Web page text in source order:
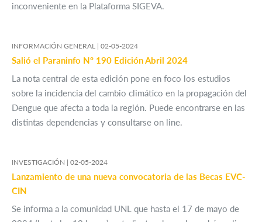
inconveniente en la Plataforma SIGEVA.
INFORMACIÓN GENERAL | 02-05-2024
Salió el Paraninfo Nº 190 Edición Abril 2024
La nota central de esta edición pone en foco los estudios
sobre la incidencia del cambio climático en la propagación del
Dengue que afecta a toda la región. Puede encontrarse en las
distintas dependencias y consultarse on line.
INVESTIGACIÓN | 02-05-2024
Lanzamiento de una nueva convocatoria de las Becas EVC-
CIN
Se informa a la comunidad UNL que hasta el 17 de mayo de